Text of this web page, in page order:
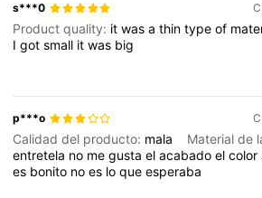
s***0
Product quality: itwasathintypeof
Igotsmall itwas big
p***o
Calidad del producto: mala Material de
entretela no megustaelacabadoelcolor
es bonito noes loqueesperaba